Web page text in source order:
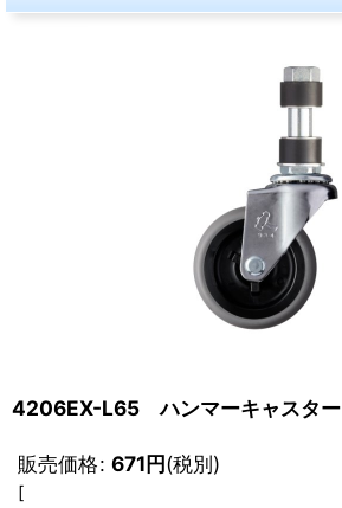
4206EX-L65 ハンマーキャスター
販売価格: 671円(税別)
[